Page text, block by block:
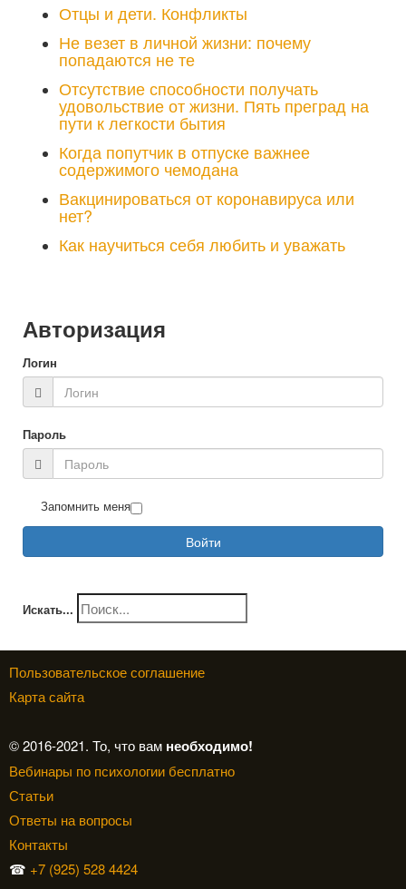
Отцы и дети. Конфликты
Не везет в личной жизни: почему
попадаются не те
Отсутствие способности получать
удовольствие от жизни. Пять преград на
пути к легкости бытия
Когда попутчик в отпуске важнее
содержимого чемодана
Вакцинироваться от коронавируса или
нет?
Как научиться себя любить и уважать
Авторизация
Логин
Пароль
Запомнить меня
Войти
Искать...
Пользовательское соглашение
Карта сайта
© 2016-2021. То, что вам необходимо!
Вебинары по психологии бесплатно
Статьи
Ответы на вопросы
Контакты
☎ +7 (925) 528 4424